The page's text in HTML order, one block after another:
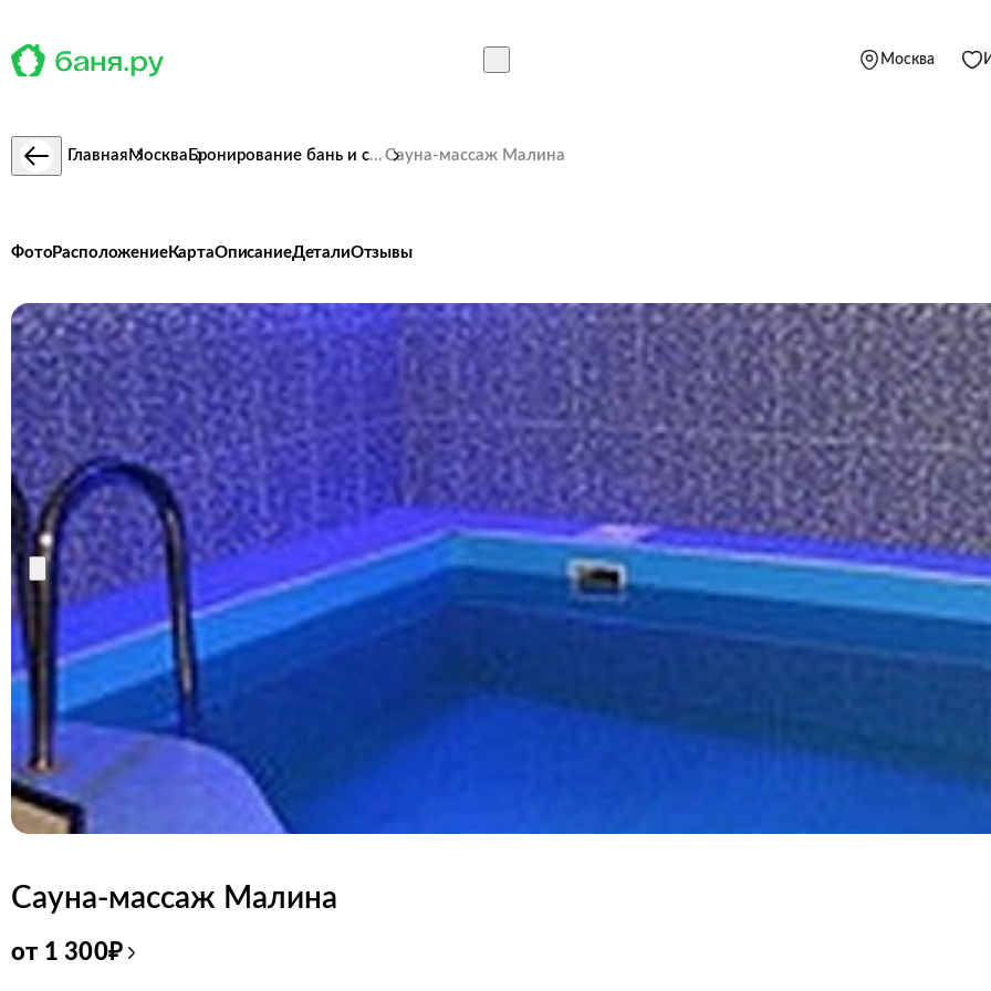
Москва
Главная Москва Бронирование бань и саун Сауна-массаж Малина
Фото РасположениеКартаОписаниеДеталиОтзывы
Сауна-массаж Малина
от 1 300₽